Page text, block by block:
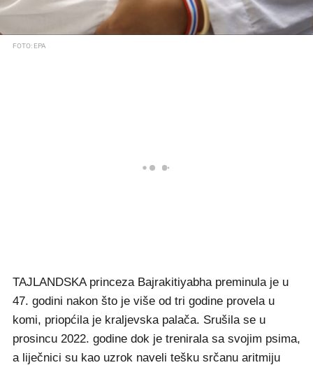
FOTO: EPA
TAJLANDSKA princeza Bajrakitiyabha preminula je u
47. godini nakon što je više od tri godine provela u
komi, priopćila je kraljevska palača. Srušila se u
prosincu 2022. godine dok je trenirala sa svojim psima,
a liječnici su kao uzrok naveli tešku srčanu aritmiju